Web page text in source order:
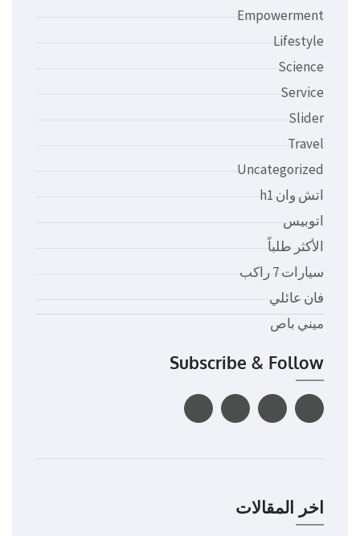
Empowerment
Lifestyle
Science
Service
Slider
Travel
Uncategorized
اتش وان h1
اتوبيس
الأكثر طلباً
سيارات 7 راكب
فان عائلي
ميني باص
Subscribe & Follow
اخر المقالات